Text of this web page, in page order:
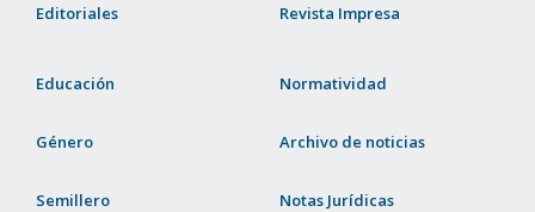
Editoriales Revista Impresa
Educación
Género
Semillero
Normatividad
Archivo de noticias
Notas Jurídicas